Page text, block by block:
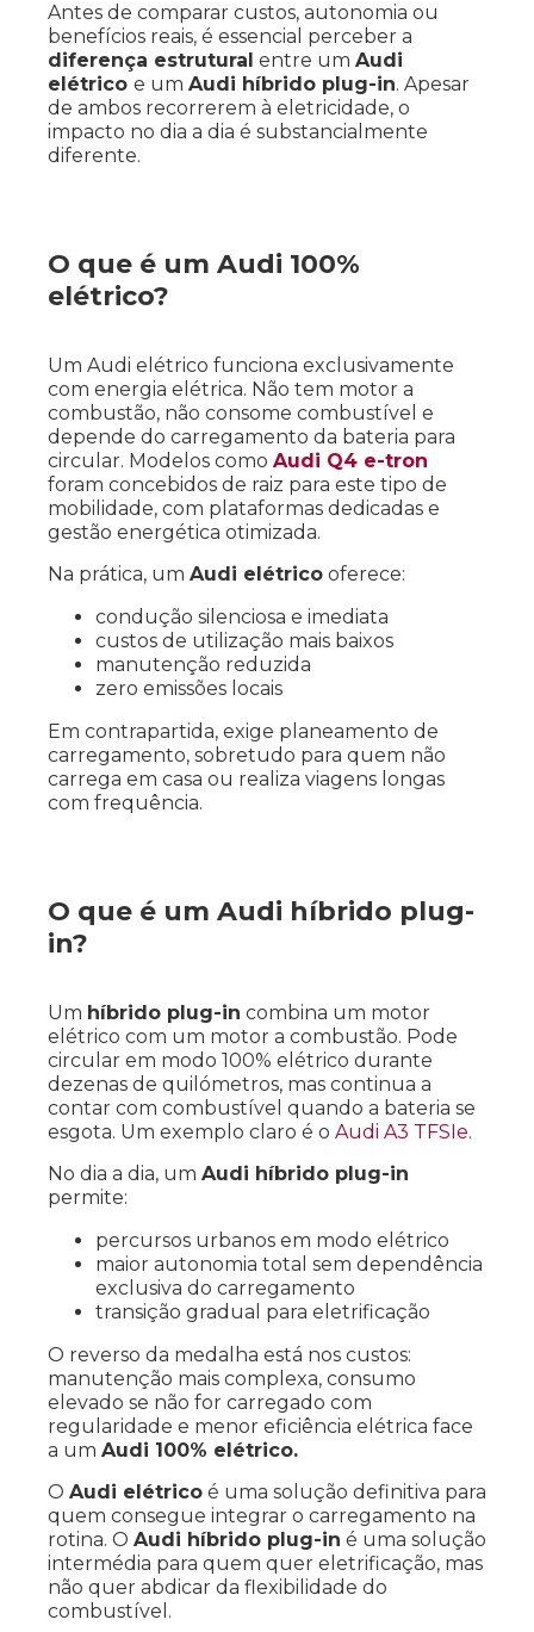
Antes de comparar custos, autonomia ou
benefícios reais, é essencial perceber a
diferença estrutural entre um Audi
elétrico e um Audi híbrido plug-in. Apesar
de ambos recorrerem à eletricidade, o
impacto no dia a dia é substancialmente
diferente.
O que é um Audi 100%
elétrico?
Um Audi elétrico funciona exclusivamente
com energia elétrica. Não tem motor a
combustão, não consome combustível e
depende do carregamento da bateria para
circular. Modelos como Audi Q4 e-tron
foram concebidos de raiz para este tipo de
mobilidade, com plataformas dedicadas e
gestão energética otimizada.
Na prática, um Audi elétrico oferece:
condução silenciosa e imediata
custos de utilização mais baixos
manutenção reduzida
zero emissões locais
Em contrapartida, exige planeamento de
carregamento, sobretudo para quem não
carrega em casa ou realiza viagens longas
com frequência.
O que é um Audi híbrido plug-
in?
Um híbrido plug-in combina um motor
elétrico com um motor a combustão. Pode
circular em modo 100% elétrico durante
dezenas de quilómetros, mas continua a
contar com combustível quando a bateria se
esgota. Um exemplo claro é o Audi A3 TFSIe.
No dia a dia, um Audi híbrido plug-in
permite:
percursos urbanos em modo elétrico
maior autonomia total sem dependência
exclusiva do carregamento
transição gradual para eletrificação
O reverso da medalha está nos custos:
manutenção mais complexa, consumo
elevado se não for carregado com
regularidade e menor eficiência elétrica face
a um Audi 100% elétrico.
O Audi elétrico é uma solução definitiva para
quem consegue integrar o carregamento na
rotina. O Audi híbrido plug-in é uma solução
intermédia para quem quer eletrificação, mas
não quer abdicar da flexibilidade do
combustível.